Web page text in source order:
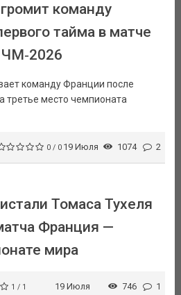
команду
тайма в матче
ЧМ‑2026
команду Франции после
третье место чемпионата
0 / 0 19 Июля 1074 2
Томаса Тухеля
Франция —
мира
1 / 1 19 Июля 746 1